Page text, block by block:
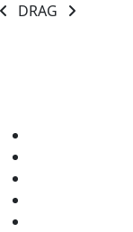
DRAG